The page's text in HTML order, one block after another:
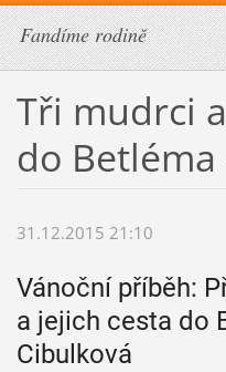
Fandíme rodině
Tři mudrci
do Betléma
31.12.2015 21:10
Vánoční příběh:
a jejich cesta do
Cibulková